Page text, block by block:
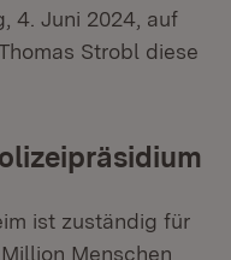
4. Juni 2024, auf
Strobl diese
ist zuständig für
Menschen